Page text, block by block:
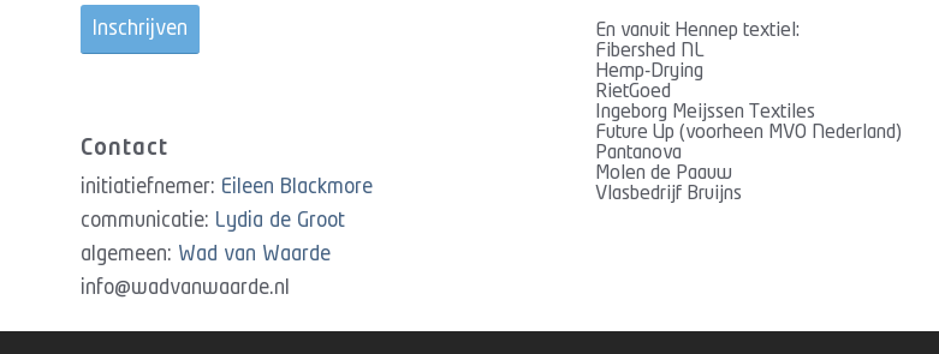
Contact
initiatiefnemer: Eileen Blackmore
communicatie: Lydia de Groot
algemeen: Wad van Waarde
info@wadvanwaarde.nl
En vanuit Hennep textiel:
Fibershed NL
Hemp-Drying
RietGoed
Ingeborg Meijssen Textiles
Future Up (voorheen MVO Nederland)
Pantanova
Molen de Paauw
Vlasbedrijf Bruijns